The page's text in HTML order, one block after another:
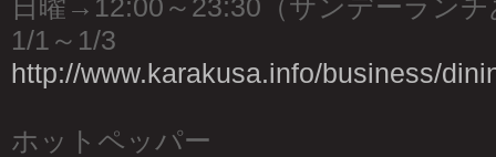
日曜→12:00～23:30（サンデーラン
1/1～1/3
http://www.karakusa.info/business/
ホットペッパー